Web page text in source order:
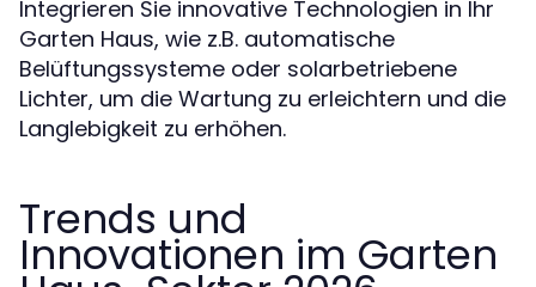
Integrieren Sie innovative Technologien in Ihr
Garten Haus, wie z.B. automatische
Belüftungssysteme oder solarbetriebene
Lichter, um die Wartung zu erleichtern und die
Langlebigkeit zu erhöhen.
Trends und
Innovationen im Garten